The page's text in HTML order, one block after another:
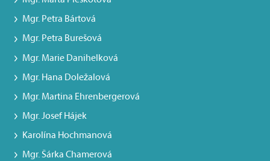
Mgr. Petra Bártová
Mgr. Petra Burešová
Mgr. Marie Danihelková
Mgr. Hana Doležalová
Mgr. Martina Ehrenbergerová
Mgr. Josef Hájek
Karolína Hochmanová
Mgr. Šárka Chamerová